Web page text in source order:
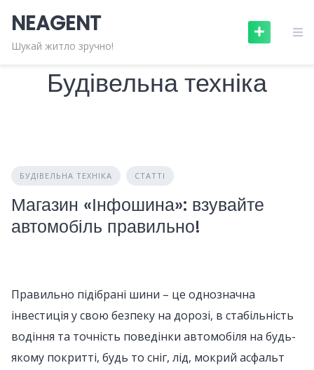
content
NEAGENT
Шукай житло зручно!
Будівельна техніка
БУДІВЕЛЬНА ТЕХНІКА СТАТТІ
Магазин «Інфошина»: взувайте
автомобіль правильно!
Правильно підібрані шини – це однозначна
інвестиція у свою безпеку на дорозі, в стабільність
водіння та точність поведінки автомобіля на будь-
якому покритті, будь то сніг, лід, мокрий асфальт